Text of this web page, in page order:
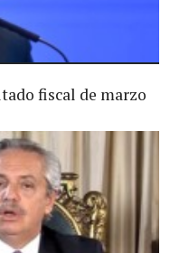
fiscal de marzo